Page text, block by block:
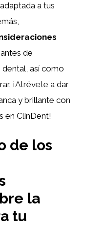
a tus
de
así como
¡Atrévete a dar
y brillante con
en ClinDent!
de los
la
tu